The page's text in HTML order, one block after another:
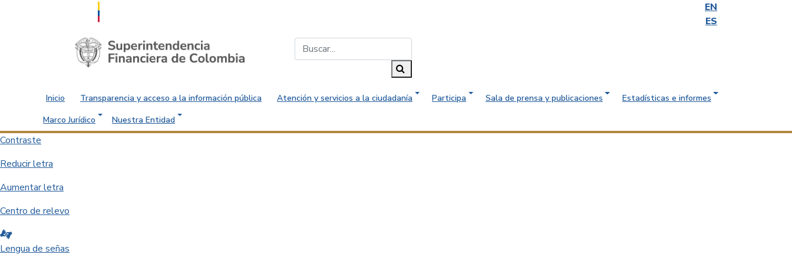
EN
ES
Saltar al contenido principal
Inicio Transparencia y acceso a la información pública Atención y servicios a la ciudadanía Participa Sala de prensa y publicaciones
Estadísticas e informes
Marco Jurídico
Nuestra Entidad
Contraste
Reducir letra
Aumentar letra
Centro de relevo
Lengua de señas